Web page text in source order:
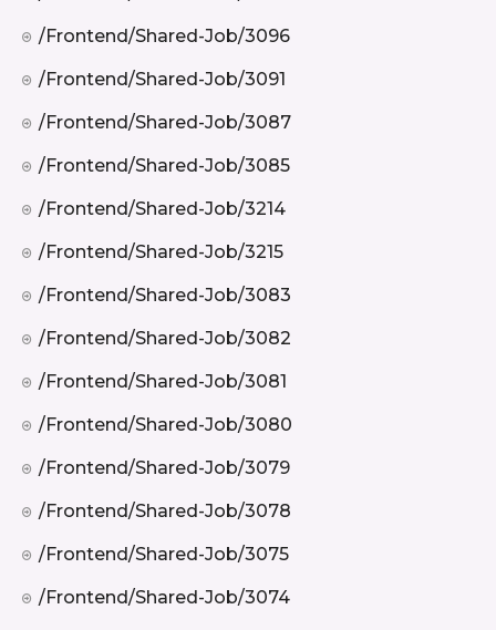
/frontend/shared-Job/3096
/frontend/shared-Job/3091
/frontend/shared-Job/3087
/frontend/shared-Job/3085
/frontend/shared-Job/3214
/frontend/shared-Job/3215
/frontend/shared-Job/3083
/frontend/shared-Job/3082
/frontend/shared-Job/3081
/frontend/shared-Job/3080
/frontend/shared-Job/3079
/frontend/shared-Job/3078
/frontend/shared-Job/3075
/frontend/shared-Job/3074